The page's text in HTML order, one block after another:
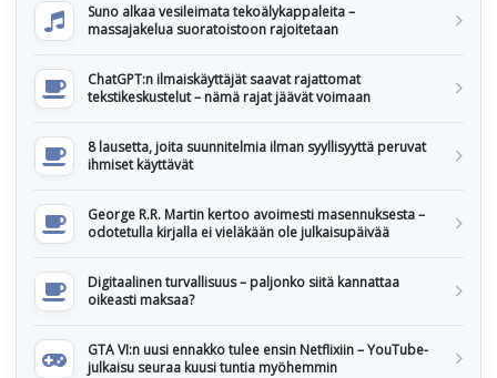
Suno alkaa vesileimata tekoälykappaleita –
massajakelua suoratoistoon rajoitetaan
ChatGPT:n ilmaiskäyttäjät saavat rajattomat
tekstikeskustelut – nämä rajat jäävät voimaan
8 lausetta, joita suunnitelmia ilman syyllisyyttä peruvat
ihmiset käyttävät
George R.R. Martin kertoo avoimesti masennuksesta –
odotetulla kirjalla ei vieläkään ole julkaisupäivää
Digitaalinen turvallisuus – paljonko siitä kannattaa
oikeasti maksaa?
GTA VI:n uusi ennakko tulee ensin Netflixiin – YouTube-
julkaisu seuraa kuusi tuntia myöhemmin